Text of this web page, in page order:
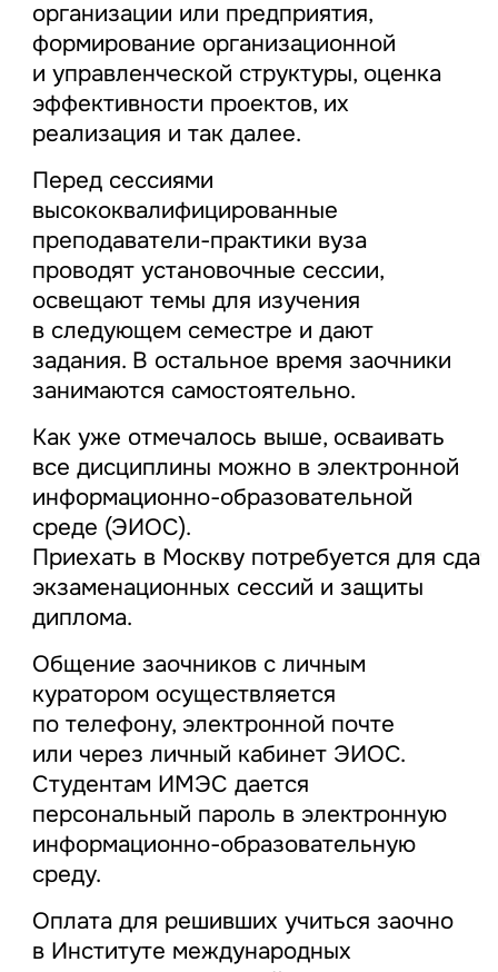
организации или предприятия,
формирование организационной
и управленческой структуры, оценка
эффективности проектов, их
реализация и так далее.
Перед сессиями
высококвалифицированные
преподаватели-практики вуза
проводят установочные сессии,
освещают темы для изучения
в следующем семестре и дают
задания. В остальное время заочники
занимаются самостоятельно.
Как уже отмечалось выше, осваивать
все дисциплины можно в электронной
информационно-образовательной
среде (ЭИОС).
Приехать в Москву потребуется для
экзаменационных сессий и защиты
диплома.
Общение заочников с личным
куратором осуществляется
по телефону, электронной почте
или через личный кабинет ЭИОС.
Студентам ИМЭС дается
персональный пароль в электронную
информационно-образовательную
среду.
Оплата для решивших учиться заочно
в Институте международных